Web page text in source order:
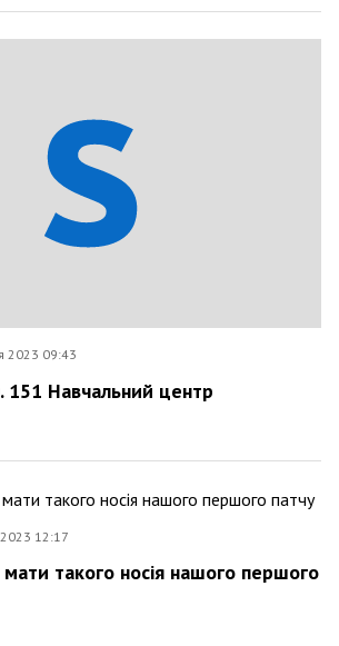
2023 09:43
151 Навчальний центр
12:17
такого носія нашого першого